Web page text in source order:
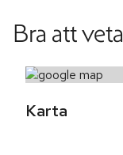
Bra att veta